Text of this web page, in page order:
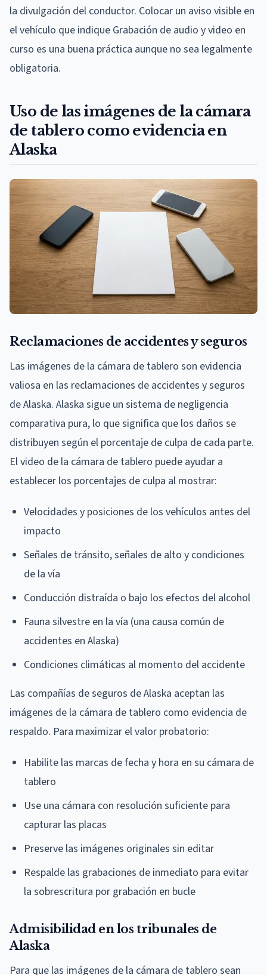
la divulgación del conductor. Colocar un aviso visible en
el vehículo que indique Grabación de audio y video en
curso es una buena práctica aunque no sea legalmente
obligatoria.
Uso de las imágenes de la cámara
de tablero como evidencia en
Alaska
Reclamaciones de accidentes y seguros
Las imágenes de la cámara de tablero son evidencia
valiosa en las reclamaciones de accidentes y seguros
de Alaska. Alaska sigue un sistema de negligencia
comparativa pura, lo que significa que los daños se
distribuyen según el porcentaje de culpa de cada parte.
El video de la cámara de tablero puede ayudar a
establecer los porcentajes de culpa al mostrar:
Velocidades y posiciones de los vehículos antes del
impacto
Señales de tránsito, señales de alto y condiciones
de la vía
Conducción distraída o bajo los efectos del alcohol
Fauna silvestre en la vía (una causa común de
accidentes en Alaska)
Condiciones climáticas al momento del accidente
Las compañías de seguros de Alaska aceptan las
imágenes de la cámara de tablero como evidencia de
respaldo. Para maximizar el valor probatorio:
Habilite las marcas de fecha y hora en su cámara de
tablero
Use una cámara con resolución suficiente para
capturar las placas
Preserve las imágenes originales sin editar
Respalde las grabaciones de inmediato para evitar
la sobrescritura por grabación en bucle
Admisibilidad en los tribunales de
Alaska
Para que las imágenes de la cámara de tablero sean